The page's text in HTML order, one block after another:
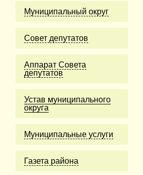
Муниципальный округ
Cовет депутатов
Аппарат Совета
депутатов
Устав муниципального
округа
Муниципальные услуги
Газета района